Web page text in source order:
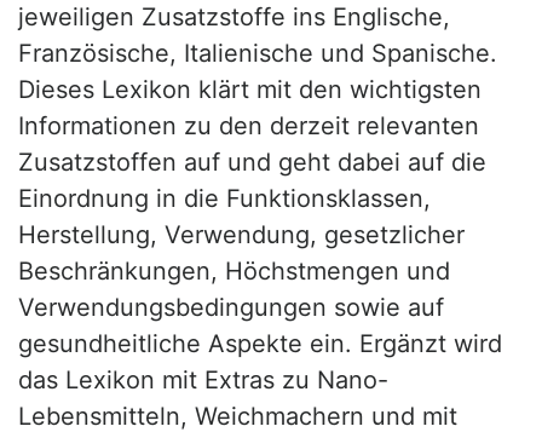
jeweiligen Zusatzstoffe ins Englische,
Französische, Italienische und Spanische.
Dieses Lexikon klärt mit den wichtigsten
Informationen zu den derzeit relevanten
Zusatzstoffen auf und geht dabei auf die
Einordnung in die Funktionsklassen,
Herstellung, Verwendung, gesetzlicher
Beschränkungen, Höchstmengen und
Verwendungsbedingungen sowie auf
gesundheitliche Aspekte ein. Ergänzt wird
das Lexikon mit Extras zu Nano-
Lebensmitteln, Weichmachern und mit